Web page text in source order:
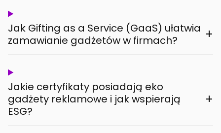
Jak Gifting as a Service (GaaS) ułatwia
zamawianie gadżetów w firmach?
+
Jakie certyfikaty posiadają eko
gadżety reklamowe i jak wspierają
ESG?
+